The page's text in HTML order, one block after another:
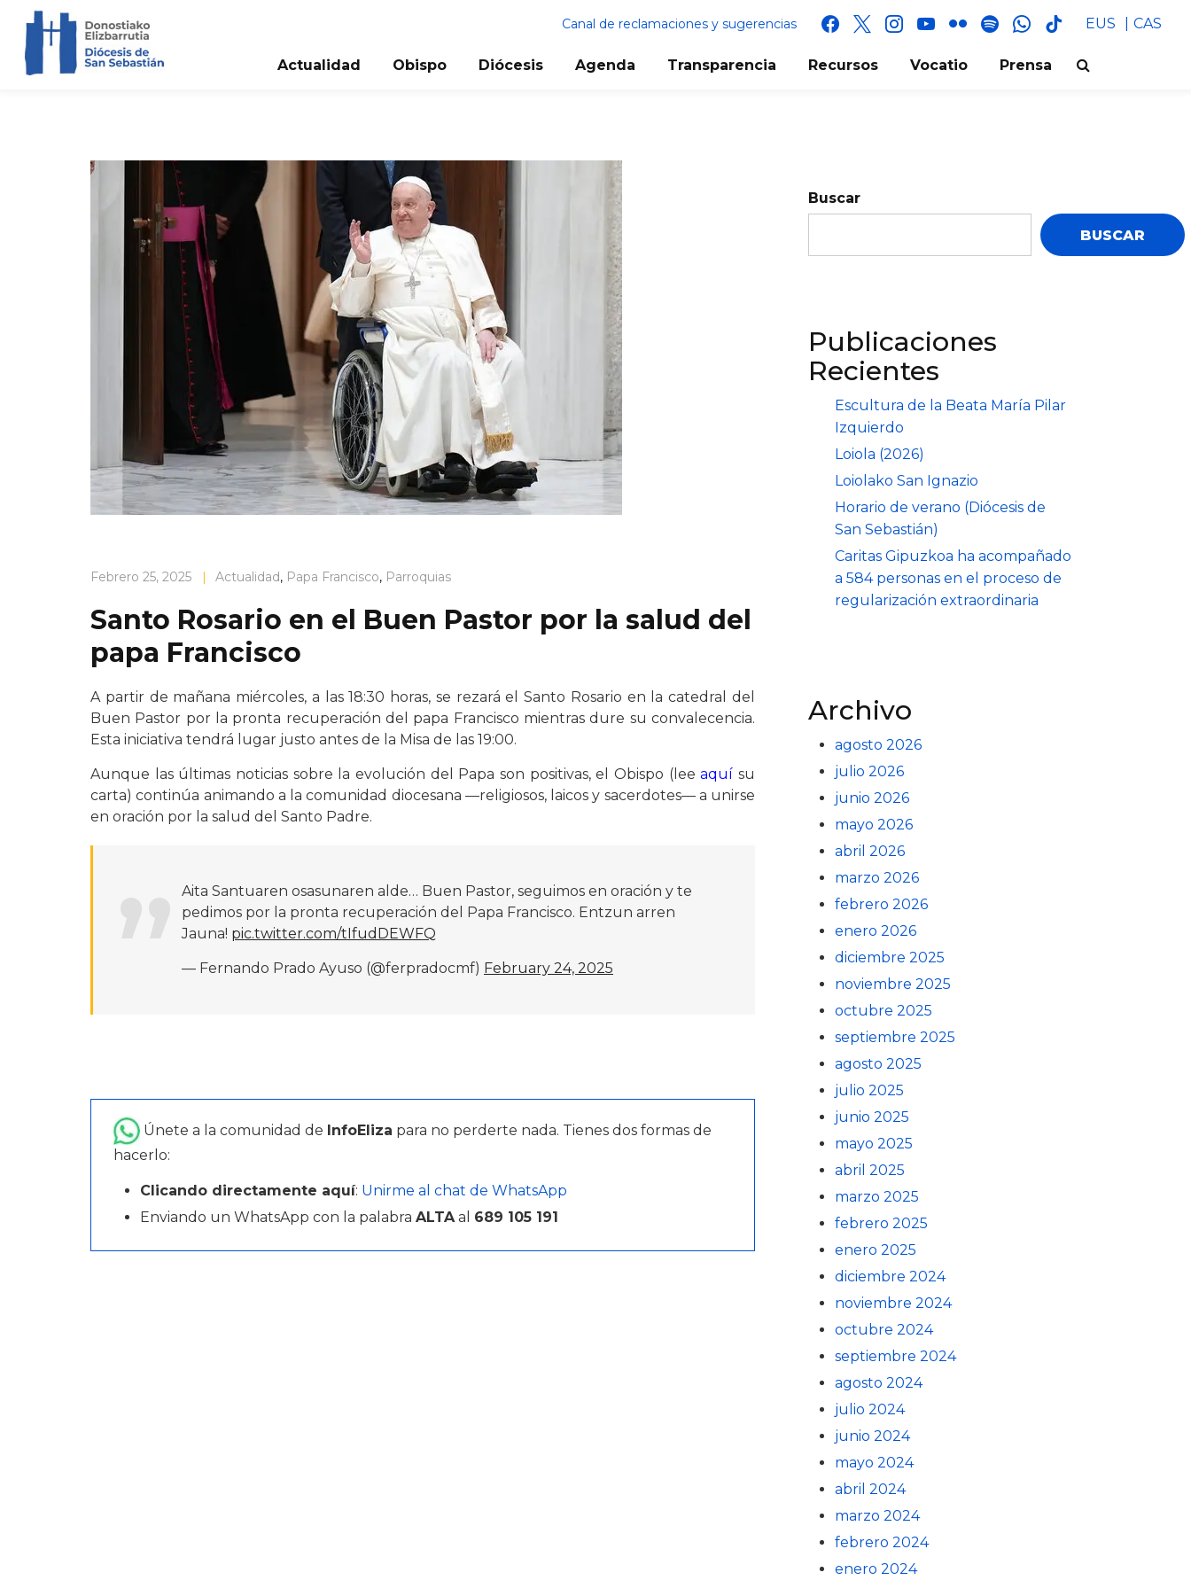
Canal de reclamaciones y sugerencias facebook
x instagram
youtube
flickr spotifywhatsapp
tik
EUS CAS
Actualidad Obispo Diócesis Agenda Transparencia Recursos Vocatio Prensa
Febrero 25, 2025 | Actualidad, Papa Francisco, Parroquias
Santo Rosario en el Buen Pastor por la salud del
papa Francisco
A partir de mañana miércoles, a las 18:30 horas, se rezará el Santo Rosario en la catedral del
Buen Pastor por la pronta recuperación del papa Francisco mientras dure su convalecencia.
Esta iniciativa tendrá lugar justo antes de la Misa de las 19:00.
Aunque las últimas noticias sobre la evolución del Papa son positivas, el Obispo (leeaquí su
carta) continúa animando a la comunidad diocesana —religiosos, laicos y sacerdotes— a unirse
en oración por la salud del Santo Padre.
Aita Santuaren osasunaren alde… Buen Pastor, seguimos en oración y te
pedimos por la pronta recuperación del Papa Francisco. Entzun arren
Jauna! pic.twitter.com/tIfudDEWFQ
— Fernando Prado Ayuso (@ferpradocmf) February 24, 2025
Únete a la comunidad de InfoEliza para no perderte nada. Tienes dos formas de
hacerlo:
Clicando directamente aquí: Unirme al chat de WhatsApp
Enviando un WhatsApp con la palabra ALTAal 689 105 191
Buscar
BUSCAR
Publicaciones
Recientes
Escultura de la Beata María Pilar
Izquierdo
Loiola (2026)
Loiolako San Ignazio
Horario de verano (Diócesis de
San Sebastián)
Caritas Gipuzkoa ha acompañado
a 584 personas en el proceso de
regularización extraordinaria
Archivo
agosto 2026
julio 2026
junio 2026
mayo 2026
abril 2026
marzo 2026
febrero 2026
enero 2026
diciembre 2025
noviembre 2025
octubre 2025
septiembre 2025
agosto 2025
julio 2025
junio 2025
mayo 2025
abril 2025
marzo 2025
febrero 2025
enero 2025
diciembre 2024
noviembre 2024
octubre 2024
septiembre 2024
agosto 2024
julio 2024
junio 2024
mayo 2024
abril 2024
marzo 2024
febrero 2024
enero 2024